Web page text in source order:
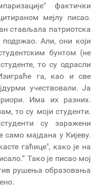
фактички
мејлу писао.
стављала патриотска
подржао. Али, они који
бунтом (не
то су одрасли
га, као и све
учествовали. Ја
Има их разних.
то су моји студенти.
су заражени
мајдана у Кијеву.
гаћице", како је на
Тако је писао мој
рушења образовања